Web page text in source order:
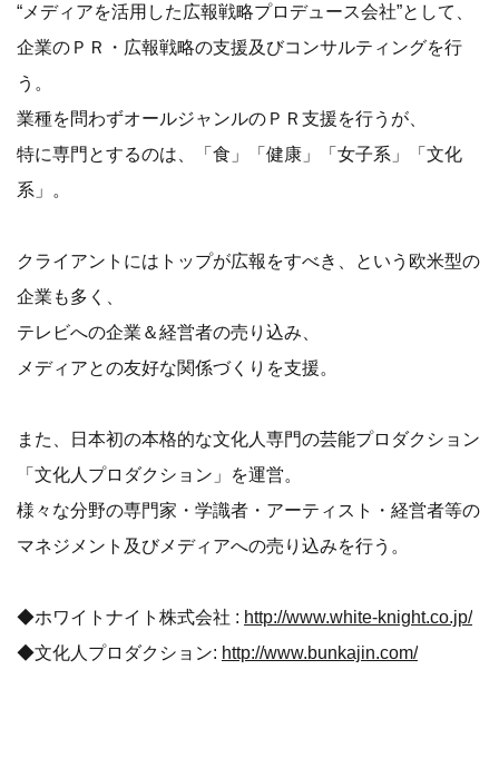
“メディアを活用した広報戦略プロデュース会社”として、
企業のＰＲ・広報戦略の支援及びコンサルティングを行
う。
業種を問わずオールジャンルのＰＲ支援を行うが、
特に専門とするのは、「食」「健康」「女子系」「文化
系」。
クライアントにはトップが広報をすべき、という欧米型の
企業も多く、
テレビへの企業＆経営者の売り込み、
メディアとの友好な関係づくりを支援。
また、日本初の本格的な文化人専門の芸能プロダクション
「文化人プロダクション」を運営。
様々な分野の専門家・学識者・アーティスト・経営者等の
マネジメント及びメディアへの売り込みを行う。
◆ホワイトナイト株式会社 : http://www.white-knight.co.jp/
◆文化人プロダクション: http://www.bunkajin.com/